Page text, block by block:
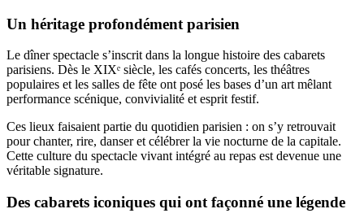
Un héritage profondément parisien
Le dîner spectacle s’inscrit dans la longue histoire des cabarets
parisiens. Dès le XIXᵉ siècle, les cafés concerts, les théâtres
populaires et les salles de fête ont posé les bases d’un art mêlant
performance scénique, convivialité et esprit festif.
Ces lieux faisaient partie du quotidien parisien : on s’y retrouvait
pour chanter, rire, danser et célébrer la vie nocturne de la capitale.
Cette culture du spectacle vivant intégré au repas est devenue une
véritable signature.
Des cabarets iconiques qui ont façonné une légende